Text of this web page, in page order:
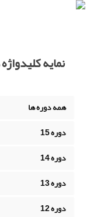
نمایه
همه دوره ها
دوره 15
دوره 14
دوره 13
دوره 12